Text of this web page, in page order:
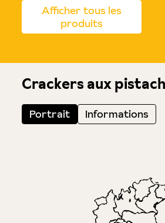
Afficher tous les
produits
Crackers aux
Portrait Informations